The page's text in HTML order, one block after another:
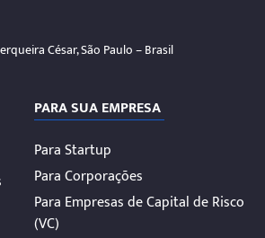
César, São Paulo – Brasil
PARA SUA EMPRESA
Para Startup
Para Corporações
Para Empresas de Capital de Risco
(VC)